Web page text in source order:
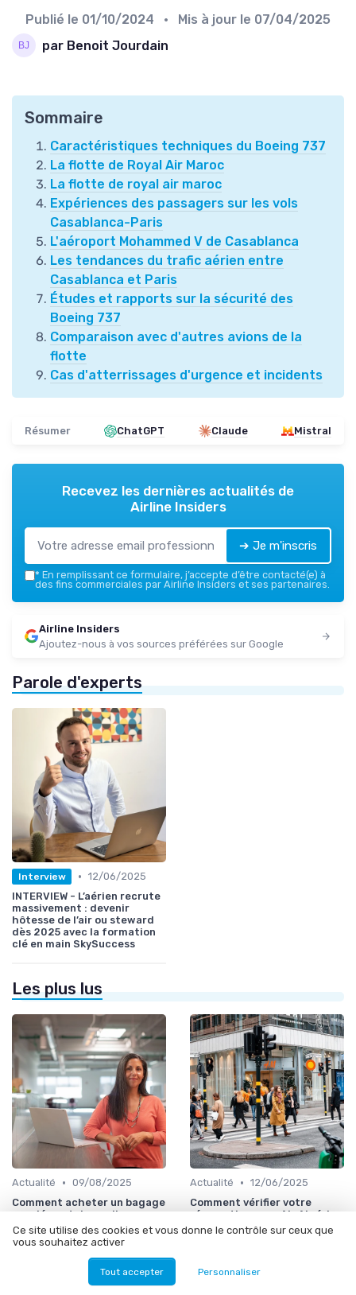
Publié le 01/10/2024 • Mis à jour le 07/04/2025
par Benoit Jourdain
Sommaire
Caractéristiques techniques du Boeing 737
La flotte de Royal Air Maroc
La flotte de royal air maroc
Expériences des passagers sur les vols
Casablanca-Paris
L'aéroport Mohammed V de Casablanca
Les tendances du trafic aérien entre
Casablanca et Paris
Études et rapports sur la sécurité des
Boeing 737
Comparaison avec d'autres avions de la
flotte
Cas d'atterrissages d'urgence et incidents
Résumer ChatGPT Claude Mistral
Recevez les dernières actualités de
Airline Insiders
➔ Je m'inscris
* En remplissant ce formulaire, j’accepte d’être contacté(e) à
des fins commerciales par Airline Insiders et ses partenaires.
Airline Insiders
Ajoutez-nous à vos sources préférées sur Google
Parole d'experts
Interview • 12/06/2025
INTERVIEW - L’aérien recrute
massivement : devenir
hôtesse de l’air ou steward
dès 2025 avec la formation
clé en main SkySuccess
Les plus lus
Actualité • 09/08/2025
Comment acheter un bagage
supplémentaire en ligne avec
Air Algérie
Actualité • 12/06/2025
Comment vérifier votre
réservation avec Air Algérie
Ce site utilise des cookies et vous donne le contrôle sur ceux que
vous souhaitez activer
Tout accepter Personnaliser